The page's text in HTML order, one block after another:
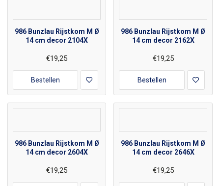
986 Bunzlau Rijstkom M Ø
14 cm decor 2104X
€19,25
Bestellen
986 Bunzlau Rijstkom M Ø
14 cm decor 2162X
€19,25
Bestellen
986 Bunzlau Rijstkom M Ø
14 cm decor 2604X
€19,25
986 Bunzlau Rijstkom M Ø
14 cm decor 2646X
€19,25